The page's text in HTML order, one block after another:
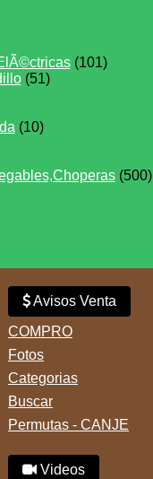
(101)
(51)
(10)
(500)
Avisos Venta
COMPRO
Fotos
Categorias
Buscar
Permutas - CANJE
Videos